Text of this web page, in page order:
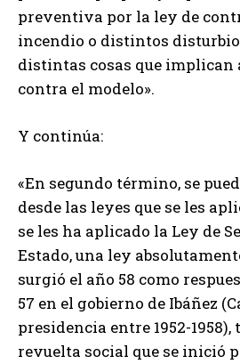
preventiva por la ley de
incendio o distintos
distintas cosas que implican
contra el modelo».
Y continúa:
«En segundo término, se
desde las leyes que se les
se les ha aplicado la Ley de
Estado, una ley
surgió el año 58 como
57 en el gobierno de Ibáñez
presidencia entre 1952-
revuelta social que se inició